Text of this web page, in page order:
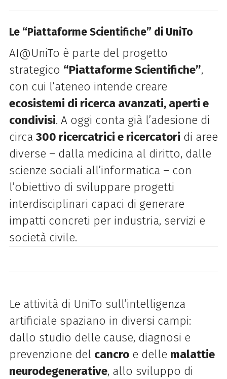
Le “Piattaforme Scientifiche” di UniTo
AI@UniTo è parte del progetto
strategico “Piattaforme Scientifiche”,
con cui l’ateneo intende creare
ecosistemi di ricerca avanzati, aperti e
condivisi. A oggi conta già l’adesione di
circa 300 ricercatrici e ricercatori di aree
diverse – dalla medicina al diritto, dalle
scienze sociali all’informatica – con
l’obiettivo di sviluppare progetti
interdisciplinari capaci di generare
impatti concreti per industria, servizi e
società civile.
Le attività di UniTo sull’intelligenza
artificiale spaziano in diversi campi:
dallo studio delle cause, diagnosi e
prevenzione del cancroe delle malattie
neurodegenerative, allo sviluppo di